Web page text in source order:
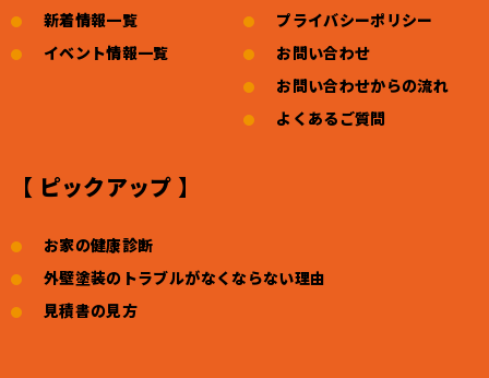
新着情報一覧
イベント情報一覧
プライバシーポリシー
お問い合わせ
お問い合わせからの流れ
よくあるご質問
【 ピックアップ 】
お家の健康診断
外壁塗装のトラブルがなくならない理由
見積書の見方